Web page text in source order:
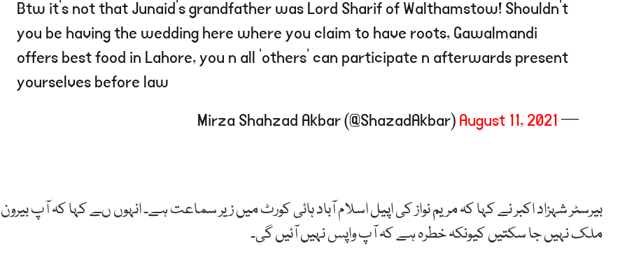
Btw it’s not that Junaid’s grandfather was Lord Sharif of Walthamstow! Shouldn’t
you be having the wedding here where you claim to have roots, Gawalmandi
offers best food in Lahore, you n all ‘others’ can participate n afterwards present
yourselves before law
— Mirza Shahzad Akbar (@ShazadAkbar)
August 11, 2021
بیرسٹر شہزاد اکبر نے کہا کہ مریم نواز کی اپیل اسلام آباد ہائی کورٹ میں زیر سماعت ہے۔ انہوں ںے کہا کہ آپ بیرون
ملک نہیں جا سکتیں کیونکہ خطرہ ہے کہ آپ واپس نہیں آئیں گی۔